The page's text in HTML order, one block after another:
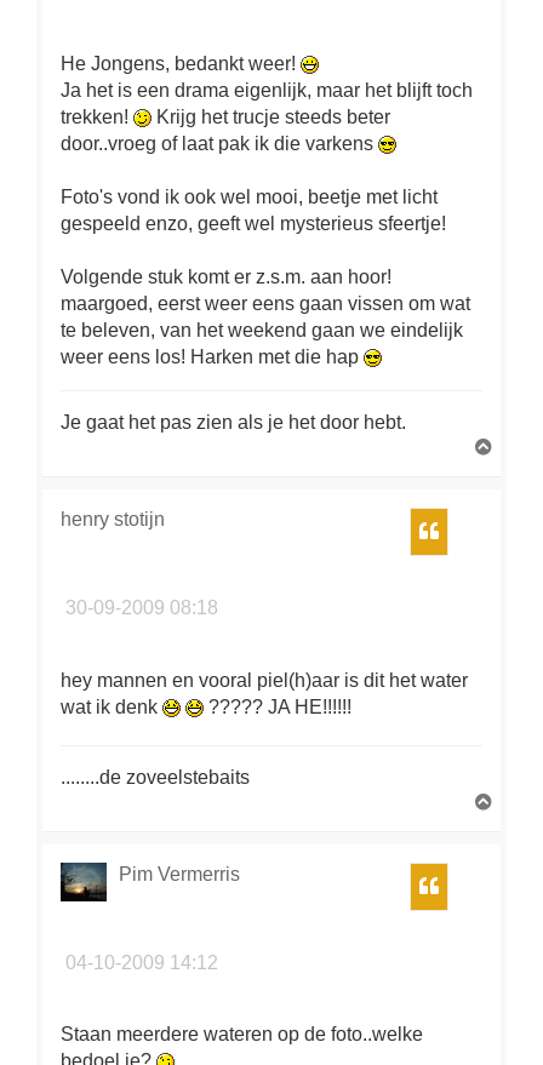
He Jongens, bedankt weer!
Ja het is een drama eigenlijk, maar het blijft toch
trekken!
Krijg het trucje steeds beter
door..vroeg of laat pak ik die varkens
Foto's vond ik ook wel mooi, beetje met licht
gespeeld enzo, geeft wel mysterieus sfeertje!
Volgende stuk komt er z.s.m. aan hoor!
maargoed, eerst weer eens gaan vissen om wat
te beleven, van het weekend gaan we eindelijk
weer eens los! Harken met die hap
Je gaat het pas zien als je het door hebt.
henry stotijn
Citeer
30-09-2009 08:18
hey mannen en vooral piel(h)aar is dit het water
wat ik denk
????? JA HE!!!!!!
........de zoveelstebaits
Pim Vermerris
Citeer
04-10-2009 14:12
Staan meerdere wateren op de foto..welke